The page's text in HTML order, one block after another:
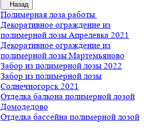
Назад
Полимерная лоза работы
Декоративное ограждение из
полимерной лозы Апрелевка 2021
Декоративное ограждение из
полимерной лозы Мартемьяново
Забор из полимерной лозы 2022
Забор из полимерной лозы
Солнечногорск 2021
Отделка балкона полимерной лозой
Домодедово
Отделка бассейна полимерной лозой